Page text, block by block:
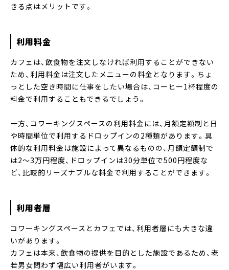
きる点はメリットです。
利用料金
カフェは、飲食物を注文しなければ利用することができない
ため、利用料金は注文したメニューの料金となります。ちょ
っとした空き時間に仕事をしたい場合は、コーヒー1杯程度の
料金で利用することもできるでしょう。
一方、コワーキングスペースの利用料金には、月額定額制と日
や時間単位で利用するドロップインの2種類があります。具
体的な利用料金は施設によって異なるものの、月額定額制で
は2～3万円程度、ドロップインは30分単位で500円程度な
ど、比較的リーズナブルな料金で利用することができます。
利用者層
コワーキングスペースとカフェでは、利用者層にも大きな違
いがあります。
カフェは本来、飲食物の提供を目的とした施設であるため、老
若男女問わず幅広い利用者がいます。